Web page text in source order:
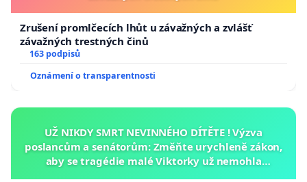
Zrušení promlčecích lhůt u závažných a zvlášť
závažných trestných činů
163 podpisů
Oznámení o transparentnosti
UŽ NIKDY SMRT NEVINNÉHO DÍTĚTE ! Výzva
poslancům a senátorům: Změňte urychleně zákon,
aby se tragédie malé Viktorky už nemohla